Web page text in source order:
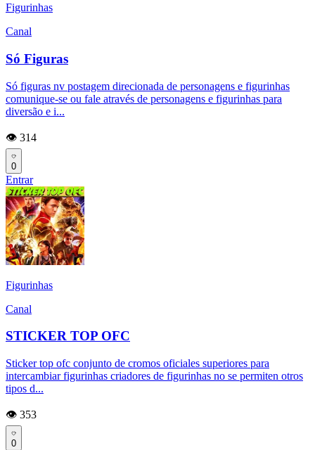
Figurinhas
Canal
Só Figuras
Só figuras nv postagem direcionada de personagens e figurinhas
comunique-se ou fale através de personagens e figurinhas para
diversão e i...
👁️ 314
0
Entrar
Figurinhas
Canal
STICKER TOP OFC
Sticker top ofc conjunto de cromos oficiales superiores para
intercambiar figurinhas criadores de figurinhas no se permiten otros
tipos d...
👁️ 353
0